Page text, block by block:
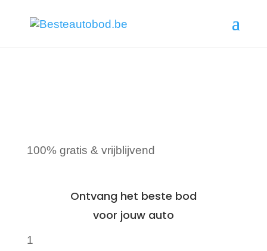
100% gratis & vrijblijvend
Ontvang het beste bod
voor jouw auto
1